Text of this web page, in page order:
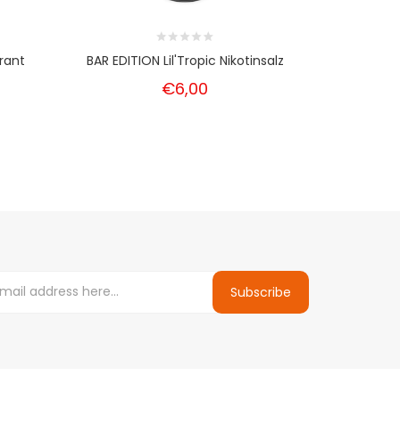
BAR EDITION Lil'Tropic Nikotinsalz
€6,00
Subscribe